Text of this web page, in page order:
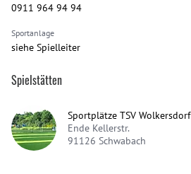
0911 964 94 94
Sportanlage
siehe Spielleiter
Spielstätten
Sportplätze TSV Wolkersdorf
Ende Kellerstr.
91126 Schwabach